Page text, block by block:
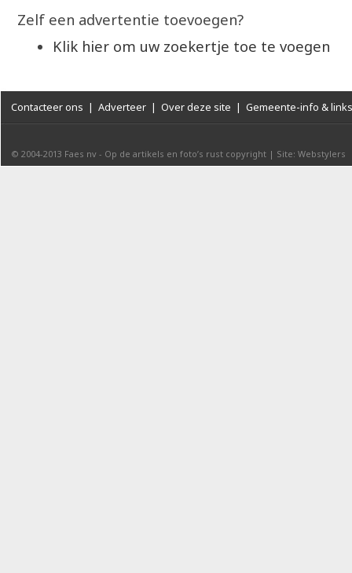
Zelf een advertentie toevoegen?
Klik hier om uw zoekertje toe te voegen
Contacteer ons | Adverteer | Over deze site | Gemeente-info & links
© 2004-2013 Faes nv - Op de artikels en foto’s rust copyright | Site: Webstylers